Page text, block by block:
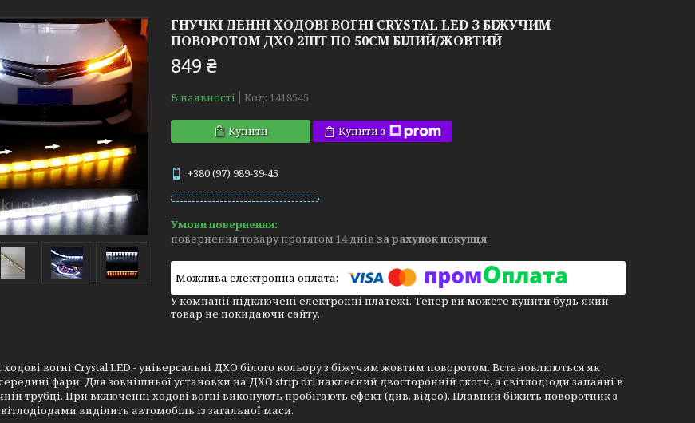
ГНУЧКІ ДЕННІ ХОДОВІ ВОГНІ CRYSTAL LED З БІЖУЧИМ
ПОВОРОТОМ ДХО 2ШТ ПО 50СМ БІЛИЙ/ЖОВТИЙ
849 ₴
В наявності Код: 1418545
Купити Купити з
+380 (97) 989-39-45
повернення товару протягом 14 днів за рахунок покупця
У компанії підключені електронні платежі. Тепер ви можете купити будь-який
товар не покидаючи сайту.
ходові вогні Crystal LED - універсальні ДХО білого кольору з біжучим жовтим поворотом. Встановлюються як
фари. Для зовнішньої установки на ДХО strip drl наклеєний двосторонній скотч, а світлодіоди запаяні в
трубці. При включенні ходові вогні виконують пробігають ефект (див. відео). Плавний біжить поворотник з
виділить автомобіль із загальної маси.